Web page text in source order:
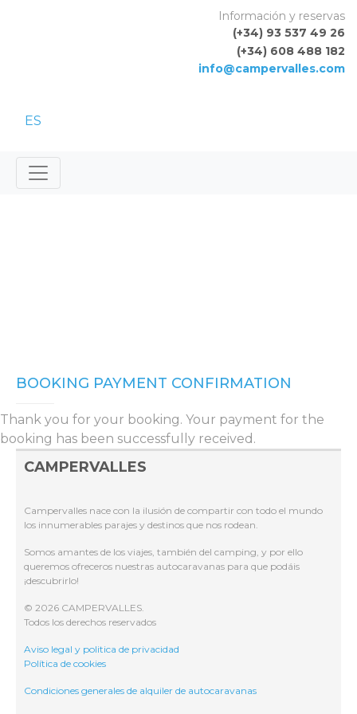
ES
Skip to contentInformación y reservas
(+34) 93 537 49 26
(+34) 608 488 182
info@campervalles.com
BOOKING PAYMENT CONFIRMATION
Thank you for your booking. Your payment for the
booking has been successfully received.
CAMPERVALLES
Campervalles nace con la ilusión de compartir con todo el mundo
los innumerables parajes y destinos que nos rodean.
Somos amantes de los viajes, también del camping, y por ello
queremos ofreceros nuestras autocaravanas para que podáis
¡descubrirlo!
© 2026 CAMPERVALLES.
Todos los derechos reservados
Aviso legal y politica de privacidad
Política de cookies
Condiciones generales de alquiler de autocaravanas